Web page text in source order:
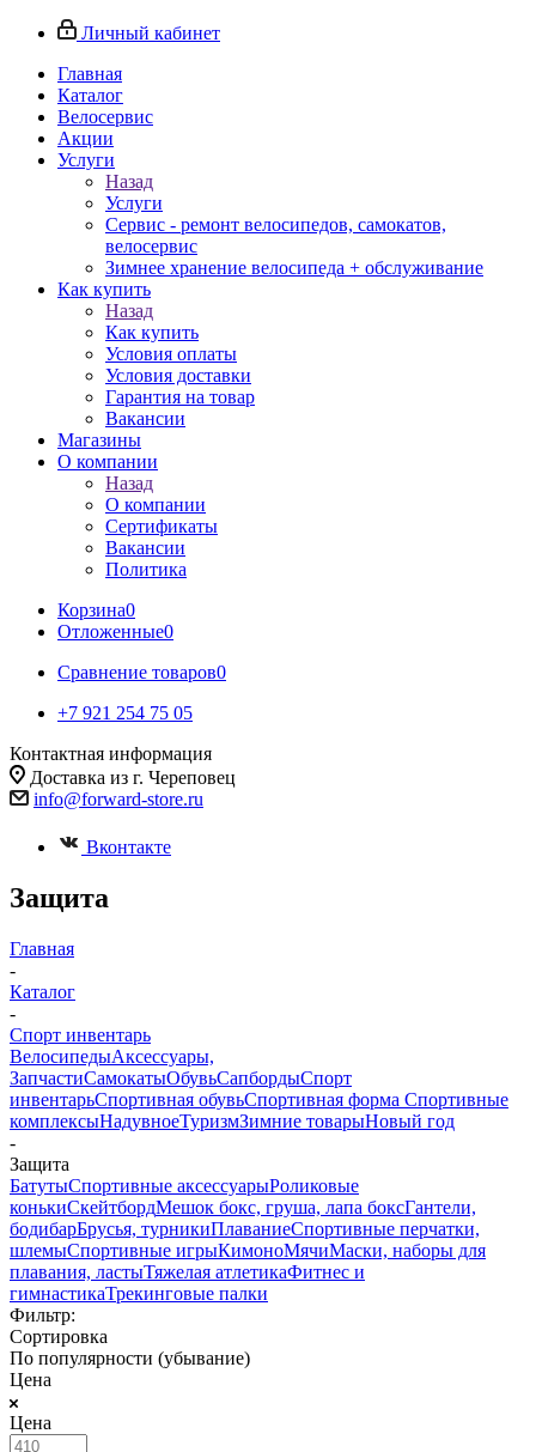
Личный кабинет
Главная
Каталог
Велосервис
Акции
Услуги
Назад
Услуги
Сервис - ремонт велосипедов, самокатов,
велосервис
Зимнее хранение велосипеда + обслуживание
Как купить
Назад
Как купить
Условия оплаты
Условия доставки
Гарантия на товар
Вакансии
Магазины
О компании
Назад
О компании
Сертификаты
Вакансии
Политика
Корзина0
Отложенные0
Сравнение товаров0
+7 921 254 75 05
Контактная информация
Доставка из г. Череповец
info@forward-store.ru
Вконтакте
Защита
Главная
-
Каталог
-
Спорт инвентарь
ВелосипедыАксессуары,
ЗапчастиСамокатыОбувьСапбордыСпорт
инвентарьСпортивная обувьСпортивная форма Спортивные
комплексыНадувноеТуризмЗимние товарыНовый год
-
Защита
БатутыСпортивные аксессуарыРоликовые
конькиСкейтбордМешок бокс, груша, лапа боксГантели,
бодибарБрусья, турникиПлаваниеСпортивные перчатки,
шлемыСпортивные игрыКимоноМячиМаски, наборы для
плавания, ластыТяжелая атлетикаФитнес и
гимнастикаТрекинговые палки
Фильтр:
Сортировка
По популярности (убывание)
Цена
Цена